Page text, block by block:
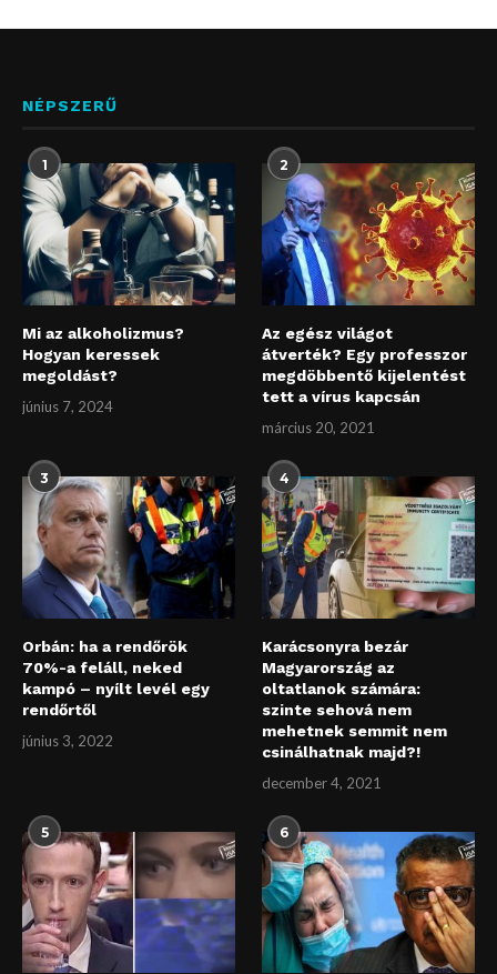
NÉPSZERŰ
1
Mi az alkoholizmus?
Hogyan keressek
megoldást?
június 7, 2024
2
Az egész világot
átverték? Egy professzor
megdöbbentő kijelentést
tett a vírus kapcsán
március 20, 2021
3
Orbán: ha a rendőrök
70%-a feláll, neked
kampó – nyílt levél egy
rendőrtől
június 3, 2022
4
Karácsonyra bezár
Magyarország az
oltatlanok számára:
szinte sehová nem
mehetnek semmit nem
csinálhatnak majd?!
december 4, 2021
5 6